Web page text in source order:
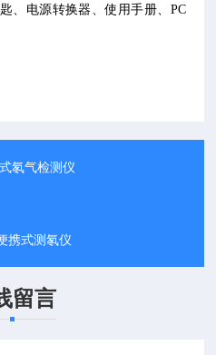
、电源转换器、使用手册、PC
氡气检测仪
携式测氡仪
留言